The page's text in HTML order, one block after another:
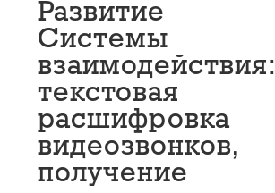
Развитие
Системы
взаимодействия:
текстовая
расшифровка
видеозвонков,
получение